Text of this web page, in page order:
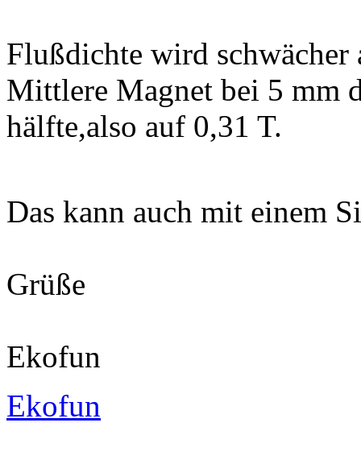
Flußdichte wird schwächer
Mittlere Magnet bei 5 mm
hälfte,also auf 0,31 T.
Das kann auch mit einem
Grüße
Ekofun
Ekofun